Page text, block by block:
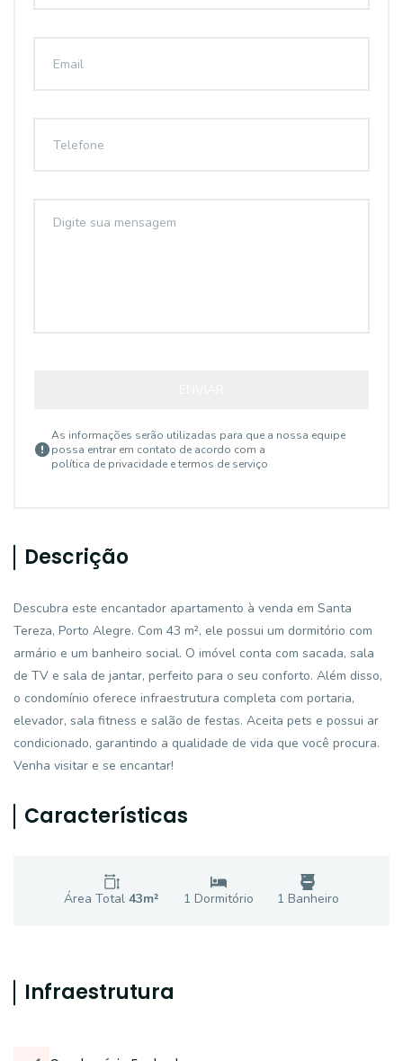
As informações serão utilizadas para que a nossa equipe
possa entrar em contato de acordo com a
política de privacidade e termos de serviço
Descrição
Descubra este encantador apartamento à venda em Santa
Tereza, Porto Alegre. Com 43 m², ele possui um dormitório com
armário e um banheiro social. O imóvel conta com sacada, sala
de TV e sala de jantar, perfeito para o seu conforto. Além disso,
o condomínio oferece infraestrutura completa com portaria,
elevador, sala fitness e salão de festas. Aceita pets e possui ar
condicionado, garantindo a qualidade de vida que você procura.
Venha visitar e se encantar!
Características
Área Total43m² 1 Dormitório 1 Banheiro
Infraestrutura